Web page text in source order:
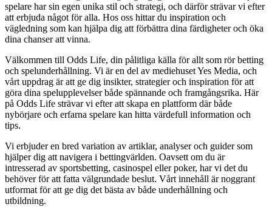
spelare har sin egen unika stil och strategi, och därför strävar vi efter
att erbjuda något för alla. Hos oss hittar du inspiration och
vägledning som kan hjälpa dig att förbättra dina färdigheter och öka
dina chanser att vinna.
Välkommen till Odds Life, din pålitliga källa för allt som rör betting
och spelunderhållning. Vi är en del av mediehuset Yes Media, och
vårt uppdrag är att ge dig insikter, strategier och inspiration för att
göra dina spelupplevelser både spännande och framgångsrika. Här
på Odds Life strävar vi efter att skapa en plattform där både
nybörjare och erfarna spelare kan hitta värdefull information och
tips.
Vi erbjuder en bred variation av artiklar, analyser och guider som
hjälper dig att navigera i bettingvärlden. Oavsett om du är
intresserad av sportsbetting, casinospel eller poker, har vi det du
behöver för att fatta välgrundade beslut. Vårt innehåll är noggrant
utformat för att ge dig det bästa av både underhållning och
utbildning.